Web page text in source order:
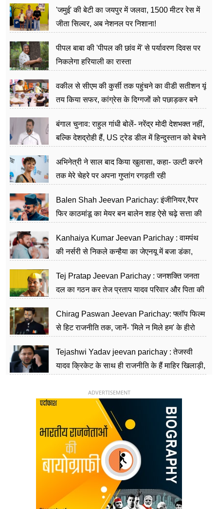
'जमुई' की बेटी का जयपुर में जलवा, 1500 मीटर रेस में
जीता सिल्वर, अब नेशनल पर निशाना!
पीपल बाबा की 'पीपल की छांव में' से पर्यावरण दिवस पर
निकलेगा हरियाली का रास्ता
वकील से सीएम की कुर्सी तक पहुंचने का वीडी सतीशन यूं
तय किया सफर, कांग्रेस के दिग्गजों को पछाड़कर बने
बंगाल चुनाव: राहुल गांधी बोलें- नरेंद्र मोदी देशभक्त नहीं,
बल्कि देशद्रोही हैं, US ट्रेड डील में हिन्दुस्तान को बेचने
अभिनेत्री ने साल बाद किया खुलासा, कहा- उल्टी करने
तक मेरे चेहरे पर अपना गुप्तांग रगड़ती रही
Balen Shah Jeevan Parichay: इंजीनियर,रैपर
फिर काठमांडू का मेयर बन बालेन शाह ऐसे चढ़े सत्ता की
Kanhaiya Kumar Jeevan Parichay : वामपंथ
की नर्सरी से निकले कन्हैया का जेएनयू में बजा डंका,
Tej Pratap Jeevan Parichay : जनशक्ति जनता
दल का गठन कर तेज प्रताप यादव परिवार और पिता की
Chirag Paswan Jeevan Parichay: फ्लॉप फिल्म
से हिट राजनीति तक, जानें- 'मिले न मिले हम' के हीरो
Tejashwi Yadav jeevan parichay : तेजस्वी
यादव क्रिकेट के साथ ही राजनीति के हैं माहिर खिलाड़ी,
ADVERTISEMENT